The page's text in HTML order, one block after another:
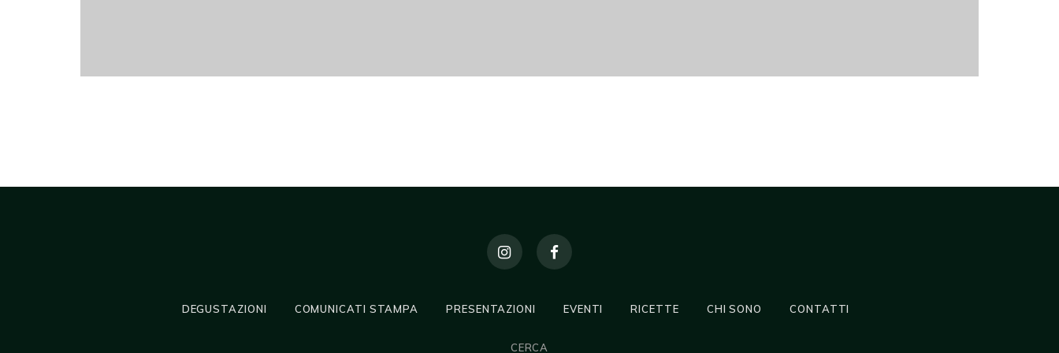
DEGUSTAZIONI COMUNICATI STAMPA PRESENTAZIONI EVENTI RICETTE CHI SONO CONTATTI
CERCA